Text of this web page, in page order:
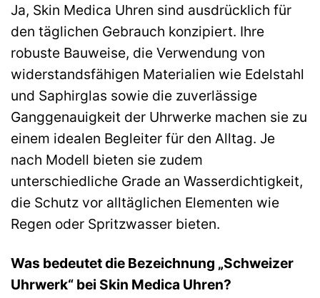
Ja, Skin Medica Uhren sind ausdrücklich für
den täglichen Gebrauch konzipiert. Ihre
robuste Bauweise, die Verwendung von
widerstandsfähigen Materialien wie Edelstahl
und Saphirglas sowie die zuverlässige
Ganggenauigkeit der Uhrwerke machen sie zu
einem idealen Begleiter für den Alltag. Je
nach Modell bieten sie zudem
unterschiedliche Grade an Wasserdichtigkeit,
die Schutz vor alltäglichen Elementen wie
Regen oder Spritzwasser bieten.
Was bedeutet die Bezeichnung „Schweizer
Uhrwerk“ bei Skin Medica Uhren?